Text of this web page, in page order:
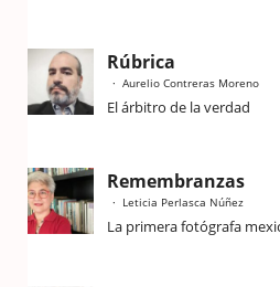
Rúbrica
Aurelio Contreras Moreno
El árbitro de la verdad
Remembranzas
Leticia Perlasca Núñez
La primera fotógrafa